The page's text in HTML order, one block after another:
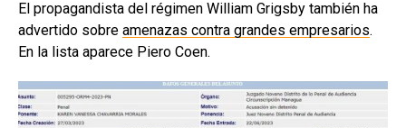
El propagandista del régimen William Grigsby también ha
advertido sobre amenazas contra grandes empresarios.
En la lista aparece Piero Coen.